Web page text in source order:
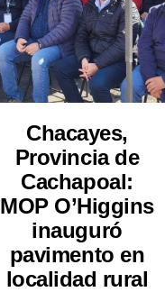
Chacayes,
Provincia de
Cachapoal:
MOP O’Higgins
inauguró
pavimento en
localidad rural